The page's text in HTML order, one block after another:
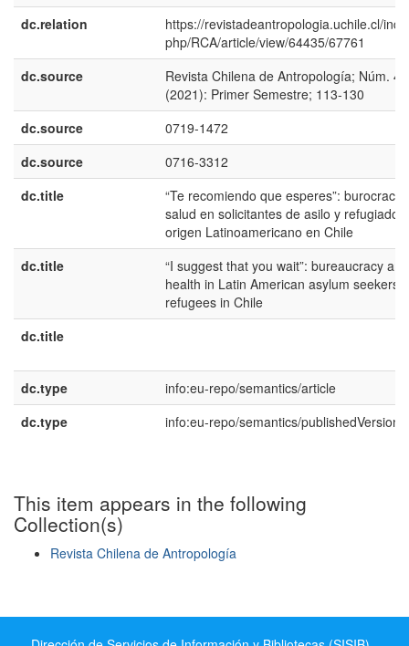
dc.relation
https://revistadeantropologia.uchile.cl/
php/RCA/article/view/64435/67761
dc.source
Revista Chilena de Antropología; Núm. 43
(2021): Primer Semestre; 113-130
dc.source
0719-1472
dc.source
0716-3312
dc.title
“Te recomiendo que esperes”: burocracia
salud en solicitantes de asilo y refugiados
origen Latinoamericano en Chile
dc.title
“I suggest that you wait”: bureaucracy and
health in Latin American asylum seekers
refugees in Chile
dc.title
dc.type
info:eu-repo/semantics/article
dc.type
info:eu-repo/semantics/publishedVersion
This item appears in the following
Collection(s)
Revista Chilena de Antropología